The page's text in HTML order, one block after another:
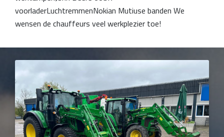
voorladerLuchtremmenNokian Mutiuse banden We
wensen de chauffeurs veel werkplezier toe!